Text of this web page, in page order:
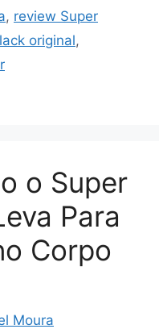
, review Super
original,
o Super
Para
Corpo
Moura